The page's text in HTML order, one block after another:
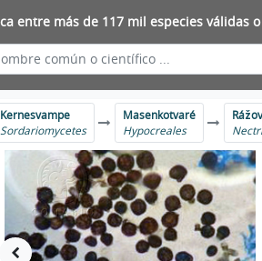
entre más de 117 mil especies válidas
Kernesvampe
Sordariomycetes
Masenkotvaré
Hypocreales